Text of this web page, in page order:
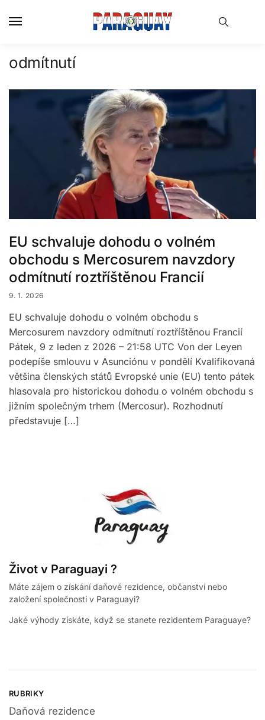
odmítnutí
EU schvaluje dohodu o volném
obchodu s Mercosurem navzdory
odmítnutí roztříštěnou Francií
9. 1. 2026
EU schvaluje dohodu o volném obchodu s
Mercosurem navzdory odmítnutí roztříštěnou Francií
Pátek, 9 z leden z 2026 – 21:58 UTC Von der Leyen
podepíše smlouvu v Asunciónu v pondělí Kvalifikovaná
většina členských států Evropské unie (EU) tento pátek
hlasovala pro historickou dohodu o volném obchodu s
jižním společným trhem (Mercosur). Rozhodnutí
představuje […]
Život v Paraguayi ?
Máte zájem o získání daňové rezidence, občanství nebo
založení společnosti v Paraguayi?
Jaké výhody získáte, když se stanete rezidentem Paraguaye?
RUBRIKY
Daňová rezidence